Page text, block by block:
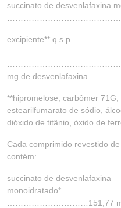
succinato de
excipiente** q.s.p.
…………………………………….1
mg de desvenlafaxina.
**hipromelose, carbômer
estearilfumarato de sódio,
dióxido de titânio, óxido de
Cada comprimido revestido
contém:
succinato de desvenlafaxina
…………………………151,77